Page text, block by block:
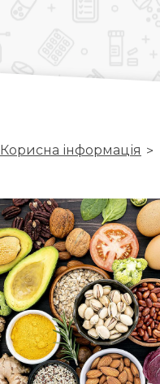
Корисна інформація